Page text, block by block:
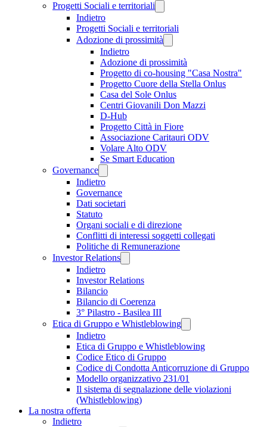
Progetti Sociali e territoriali
Indietro
Progetti Sociali e territoriali
Adozione di prossimità
Indietro
Adozione di prossimità
Progetto di co-housing "Casa Nostra"
Progetto Cuore della Stella Onlus
Casa del Sole Onlus
Centri Giovanili Don Mazzi
D-Hub
Progetto Città in Fiore
Associazione Caritauri ODV
Volare Alto ODV
Se Smart Education
Governance
Indietro
Governance
Dati societari
Statuto
Organi sociali e di direzione
Conflitti di interessi soggetti collegati
Politiche di Remunerazione
Investor Relations
Indietro
Investor Relations
Bilancio
Bilancio di Coerenza
3° Pilastro - Basilea III
Etica di Gruppo e Whistleblowing
Indietro
Etica di Gruppo e Whistleblowing
Codice Etico di Gruppo
Codice di Condotta Anticorruzione di Gruppo
Modello organizzativo 231/01
Il sistema di segnalazione delle violazioni
(Whistleblowing)
La nostra offerta
Indietro